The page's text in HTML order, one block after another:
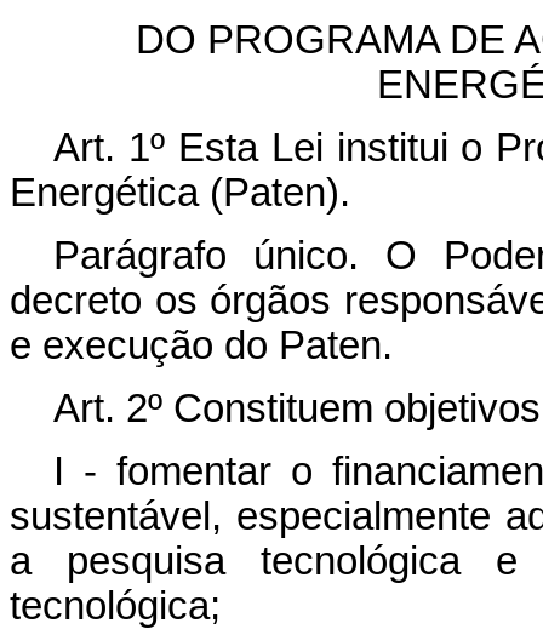
DO PROGRAMA DE
Art. 1º Esta Lei institui o
Energética (Paten).
Parágrafo único. O
decreto os órgãos
e execução do Paten.
Art. 2º Constituem
I - fomentar o
sustentável, especialmente
a pesquisa tecnológica e
tecnológica;